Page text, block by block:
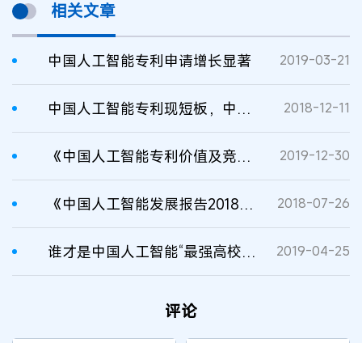
相关文章
中国人工智能专利申请增长显著 2019-03-21
中国人工智能专利现短板，中企在外易吃亏 2018-12-11
《中国人工智能专利价值及竞争力报告》发布 2019-12-30
《中国人工智能发展报告2018》发布 2018-07-26
谁才是中国人工智能“最强高校”？ 2019-04-25
评论